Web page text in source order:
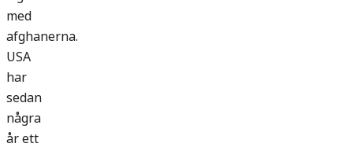
med
afghanerna.
USA
har
sedan
några
år ett